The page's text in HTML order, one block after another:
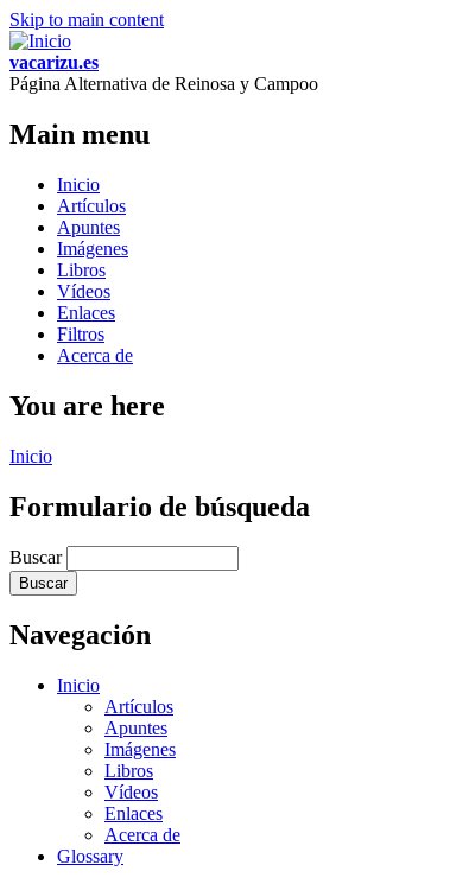
Skip to main content
vacarizu.es
Página Alternativa de Reinosa y Campoo
Main menu
Inicio
Artículos
Apuntes
Imágenes
Libros
Vídeos
Enlaces
Filtros
Acerca de
You are here
Inicio
Formulario de búsqueda
Buscar
Navegación
Inicio
Artículos
Apuntes
Imágenes
Libros
Vídeos
Enlaces
Acerca de
Glossary